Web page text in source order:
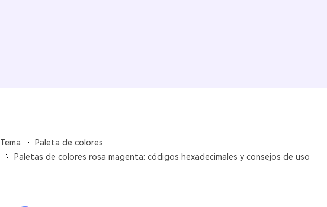
Tema
Paleta de colores
Paletas de colores rosa magenta: códigos hexadecimales y consejos de uso